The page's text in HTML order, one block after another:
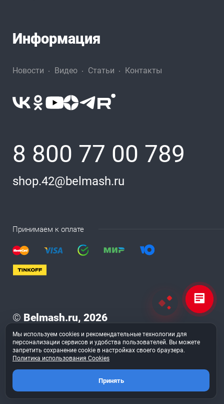
Информация
Новости Видео Статьи Контакты
8 800 77 00 789
shop.42@belmash.ru
Принимаем к оплате
© Belmash.ru, 2026
Вы принимаете условияполитики в отношении обработки
персональных данныхипользовательского соглашения
каждый раз, когда оставляете свои данные в любой
форме обратной связи на сайте BELMASH.RU
Мы используем cookies и рекомендательные технологии для
персонализации сервисов и удобства пользователей. Вы можете
запретить сохранение cookie в настройках своего браузера.
Политика использования Cookies
Принять